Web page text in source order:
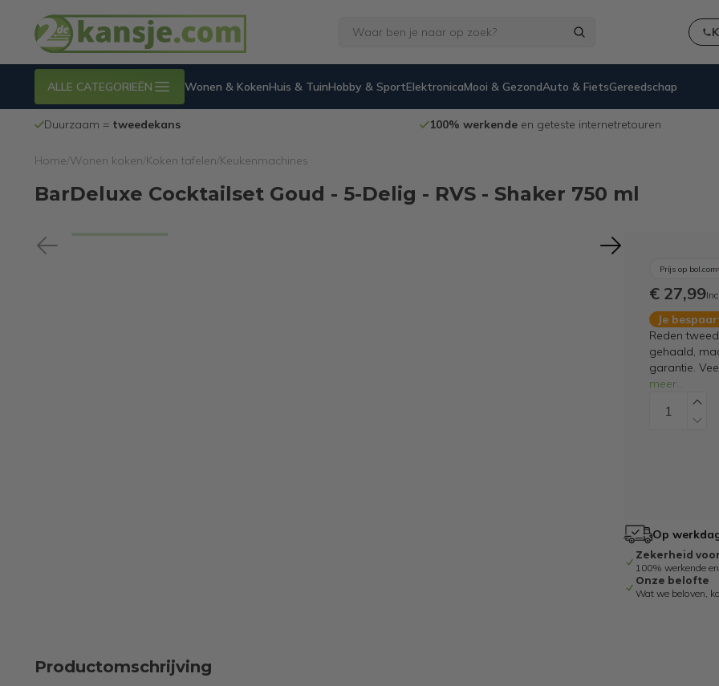
ALLE CATEGORIEËN Wonen & KokenHuis & TuinHobby & SportElektronicaMooi & GezondAuto & FietsGereedschap
Duurzaam = tweedekans 100% werkendeen geteste internetretouren
Home Wonen koken Koken tafelen Keukenmachines
BarDeluxe Cocktailset Goud - 5-Delig - RVS - Shaker 750 ml
Prijs op bol.com
€ 27,99
Je
Reden
gehaald,
garantie.
meer...
Op
Zekerheid
100% werkende
Onze belofte
Wat we beloven,
Productomschrijving